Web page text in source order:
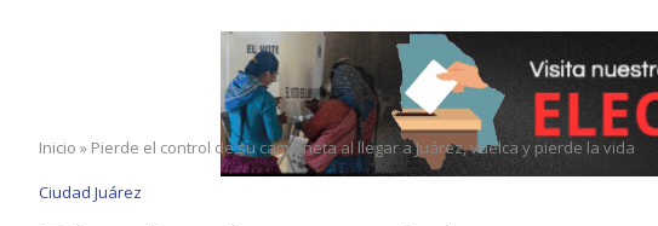
Inicio » Pierde el control de su camioneta al llegar a Juárez, vuelca y pierde la vida
Ciudad Juárez